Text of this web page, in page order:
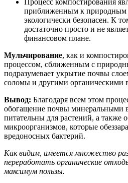
Процесс компостирования
приближенным к природным
экологически безопасен. К
достаточно просто и не
финансовом плане.
Мульчирование, как и
процессом, сближенным с
подразумевает укрытие почвы
соломы и другими органическими
Вывод: Благодаря всем этом
обогащение почвы минеральными
питательны для растений, а также
микроорганизмов, которые
вредоносных бактерий.
Как видим, имеется множество
переработать органические
максимум пользы.